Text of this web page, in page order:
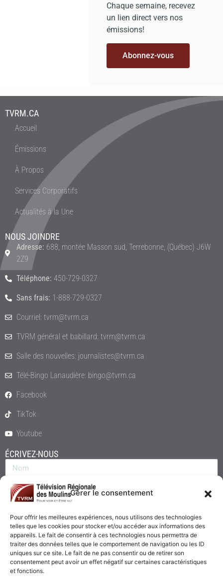
Gérer le consentement
Pour offrir les meilleures expériences, nous utilisons des technologies
telles que les cookies pour stocker et/ou accéder aux informations des
appareils. Le fait de consentir à ces technologies nous permettra de
traiter des données telles que le comportement de navigation ou les ID
uniques sur ce site. Le fait de ne pas consentir ou de retirer son
consentement peut avoir un effet négatif sur certaines caractéristiques
et fonctions.
Chaque semaine, recevez
un lien direct vers nos
émissions!
Abonnez-vous
TVRM.CA
Accueil
Émissions
À Propos
Services Corporatifs
Actualités à la Une
NOUS JOINDRE
Adresse: 688, montée Masson sud, Terrebonne, (Québec) J6W
2Z9
Téléphone: 450-729-0327
Sans frais: 1-888-729-0327
Courriel: tvrm@tvrm.ca
TVRM général et babillard: tvrm@tvrm.ca
Salle des nouvelles: journalistes@tvrm.ca
Télé-Bingo Lanaudière: bingo@tvrm.ca
Facebook
TikTok
Youtube
ÉCRIVEZ-NOUS